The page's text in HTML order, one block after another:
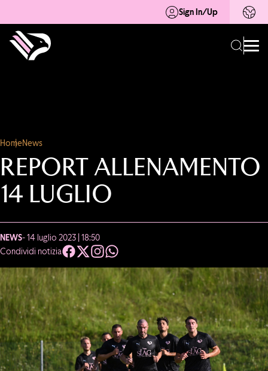
Sign In/Up
HomeNews
REPORT ALLENAMENTO
14 LUGLIO
NEWS- 14 luglio 2023 | 18:50
Condividi notizia